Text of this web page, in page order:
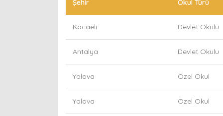
Şehir Okul Türü
Kocaeli Devlet Okulu
Antalya Devlet Okulu
Yalova Özel Okul
Yalova Özel Okul